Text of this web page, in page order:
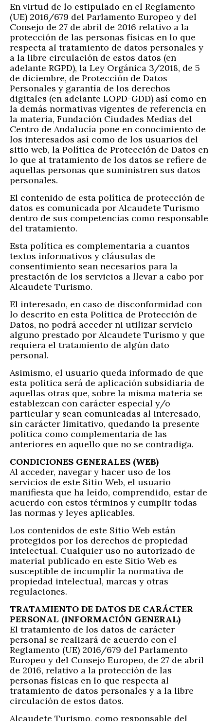
En virtud de lo estipulado en el Reglamento
(UE) 2016/679 del Parlamento Europeo y del
Consejo de 27 de abril de 2016 relativo a la
protección de las personas físicas en lo que
respecta al tratamiento de datos personales y
a la libre circulación de estos datos (en
adelante RGPD), la Ley Orgánica 3/2018, de 5
de diciembre, de Protección de Datos
Personales y garantía de los derechos
digitales (en adelante LOPD-GDD) así como en
la demás normativas vigentes de referencia en
la materia, Fundación Ciudades Medias del
Centro de Andalucía pone en conocimiento de
los interesados así como de los usuarios del
sitio web, la Política de Protección de Datos en
lo que al tratamiento de los datos se refiere de
aquellas personas que suministren sus datos
personales.
El contenido de esta política de protección de
datos es comunicada por Alcaudete Turismo
dentro de sus competencias como responsable
del tratamiento.
Esta política es complementaria a cuantos
textos informativos y cláusulas de
consentimiento sean necesarios para la
prestación de los servicios a llevar a cabo por
Alcaudete Turismo.
El interesado, en caso de disconformidad con
lo descrito en esta Política de Protección de
Datos, no podrá acceder ni utilizar servicio
alguno prestado por Alcaudete Turismo y que
requiera el tratamiento de algún dato
personal.
Asimismo, el usuario queda informado de que
esta política será de aplicación subsidiaria de
aquellas otras que, sobre la misma materia se
establezcan con carácter especial y/o
particular y sean comunicadas al interesado,
sin carácter limitativo, quedando la presente
política como complementaria de las
anteriores en aquello que no se contradiga.
CONDICIONES GENERALES (WEB)
Al acceder, navegar y hacer uso de los
servicios de este Sitio Web, el usuario
manifiesta que ha leído, comprendido, estar de
acuerdo con estos términos y cumplir todas
las normas y leyes aplicables.
Los contenidos de este Sitio Web están
protegidos por los derechos de propiedad
intelectual. Cualquier uso no autorizado de
material publicado en este Sitio Web es
susceptible de incumplir la normativa de
propiedad intelectual, marcas y otras
regulaciones.
TRATAMIENTO DE DATOS DE CARÁCTER
PERSONAL (INFORMACIÓN GENERAL)
El tratamiento de los datos de carácter
personal se realizará de acuerdo con el
Reglamento (UE) 2016/679 del Parlamento
Europeo y del Consejo Europeo, de 27 de abril
de 2016, relativo a la protección de las
personas físicas en lo que respecta al
tratamiento de datos personales y a la libre
circulación de estos datos.
Alcaudete Turismo, como responsable del